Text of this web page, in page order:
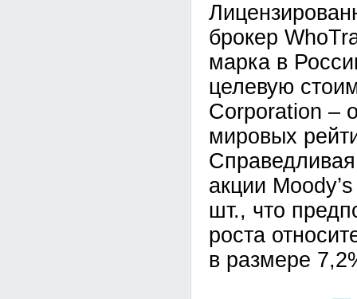
брокер
марка в
целевую
Corporation –
мировых
акции
шт., что
роста
в размере